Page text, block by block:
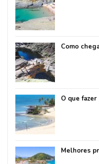
Como
O que
Melhores